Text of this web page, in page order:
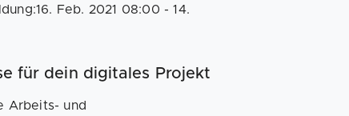
Feb. 2021 08:00 - 14.
für dein digitales Projekt
Arbeits- und